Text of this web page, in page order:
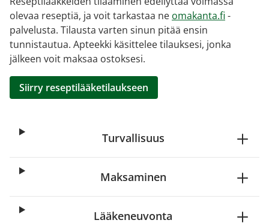
olevaa reseptiä, ja voit tarkastaa ne omakanta.fi -
palvelusta. Tilausta varten sinun pitää ensin
tunnistautua. Apteekki käsittelee tilauksesi, jonka
jälkeen voit maksaa ostoksesi.
Siirry reseptilääketilaukseen
Turvallisuus
Maksaminen
Lääkeneuvonta